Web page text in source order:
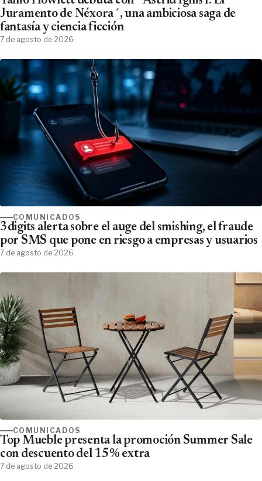
Juramento de Néxora´, una ambiciosa saga de
fantasía y ciencia ficción
7 de agosto de 2026
COMUNICADOS
3digits alerta sobre el auge del smishing, el fraude
por SMS que pone en riesgo a empresas y usuarios
7 de agosto de 2026
COMUNICADOS
Top Mueble presenta la promoción Summer Sale
con descuento del 15% extra
7 de agosto de 2026